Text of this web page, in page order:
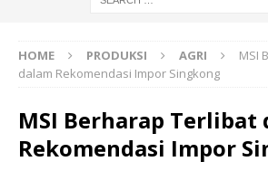
HOME PRODUKSI AGRI
MSI
dalam Rekomendasi Impor Singkong
MSI Berharap Terlibat
Rekomendasi Impor